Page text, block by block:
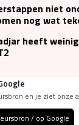
niet
nog wat
heeft
en je ziet onze
/ op Google